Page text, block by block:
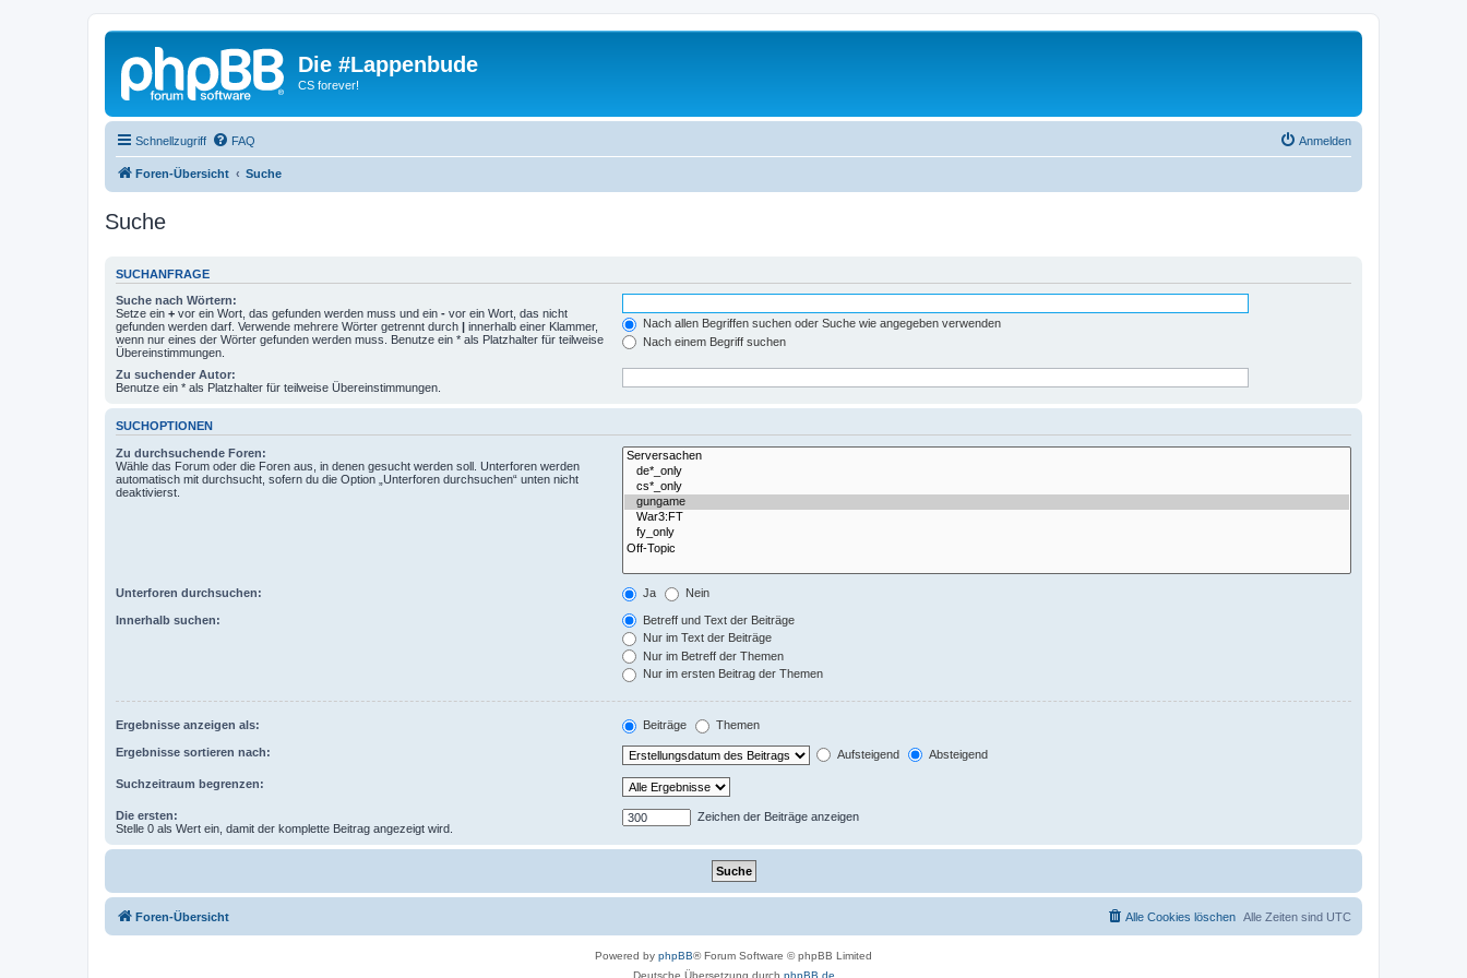
Die #Lappenbude
CS forever!
Schnellzugriff FAQ Anmelden
Foren-Übersicht Suche
Suche
SUCHANFRAGE
Suche nach Wörtern:
Setze ein + vor ein Wort, das gefunden werden muss und ein - vor ein Wort, das nicht
gefunden werden darf. Verwende mehrere Wörter getrennt durch | innerhalb einer Klammer,
wenn nur eines der Wörter gefunden werden muss. Benutze ein * als Platzhalter für teilweise
Übereinstimmungen.
Nach allen Begriffen suchen oder Suche wie angegeben verwenden
Nach einem Begriff suchen
Zu suchender Autor:
Benutze ein * als Platzhalter für teilweise Übereinstimmungen.
SUCHOPTIONEN
Zu durchsuchende Foren:
Wähle das Forum oder die Foren aus, in denen gesucht werden soll. Unterforen werden
automatisch mit durchsucht, sofern du die Option „Unterforen durchsuchen“ unten nicht
deaktivierst.
Unterforen durchsuchen: Ja Nein
Innerhalb suchen:
Betreff und Text der Beiträge
Nur im Text der Beiträge
Nur im Betreff der Themen
Nur im ersten Beitrag der Themen
Ergebnisse anzeigen als: Beiträge Themen
Ergebnisse sortieren nach: Aufsteigend Absteigend
Suchzeitraum begrenzen:
Die ersten:
Stelle 0 als Wert ein, damit der komplette Beitrag angezeigt wird.
Zeichen der Beiträge anzeigen
Foren-Übersicht Alle Zeiten sind UTC
Alle Cookies löschen
Powered by phpBB® Forum Software © phpBB Limited
Deutsche Übersetzung durch phpBB.de